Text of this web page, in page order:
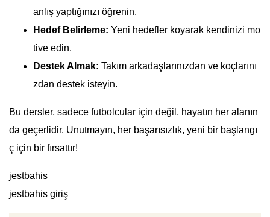
anlış yaptığınızı öğrenin.
Hedef Belirleme: Yeni hedefler koyarak kendinizi mo
tive edin.
Destek Almak: Takım arkadaşlarınızdan ve koçlarını
zdan destek isteyin.
Bu dersler, sadece futbolcular için değil, hayatın her alanın
da geçerlidir. Unutmayın, her başarısızlık, yeni bir başlangı
ç için bir fırsattır!
jestbahis
jestbahis giriş